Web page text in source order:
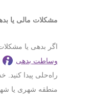
مشکلات مالی یا
اگر بدهی یا
وساطت بدهی
منطقه شهری یا